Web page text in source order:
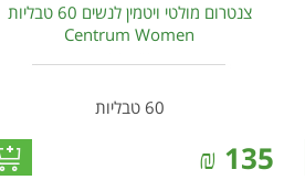
צנטרום מולטי ויטמין לנשים 60 טבליות
Centrum Women
60 טבליות
135
₪